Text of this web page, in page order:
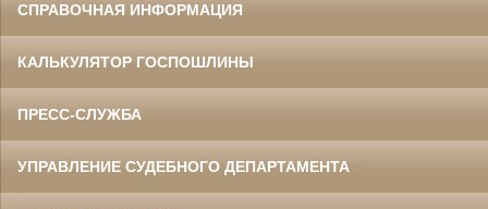
СПРАВОЧНАЯ ИНФОРМАЦИЯ
КАЛЬКУЛЯТОР ГОСПОШЛИНЫ
ПРЕСС-СЛУЖБА
УПРАВЛЕНИЕ СУДЕБНОГО ДЕПАРТАМЕНТА